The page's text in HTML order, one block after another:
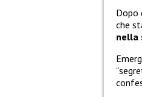
Dopo
che
nella